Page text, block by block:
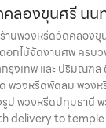
ลองขุนศรี นน
นพวงหรีดวัดคลองขุ
อกไม้จัดงานศพ ครบ
รุงเทพ และ ปริมณฑล
พวงหรีดพัดลม พวงห
รูป พวงหรีดปทุมธานี
delivery to